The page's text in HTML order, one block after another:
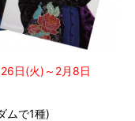
日(火)～2月8日
ムで1種)